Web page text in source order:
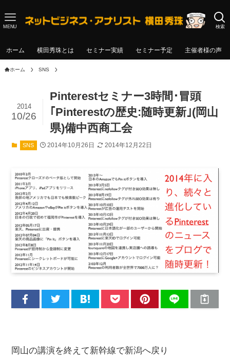
検索
MENU
ホーム 横田秀珠とは セミナー実績 セミナー予定 主催者様の声
ホーム SNS
Pinterestセミナー3時間･冒頭
｢Pinterestの歴史:随時更新｣(岡山
県)備中西商工会
2014
10/26
SNS 2014年10月26日 2014年12月22日
岡山の講演を終えて新幹線で新潟へ戻り